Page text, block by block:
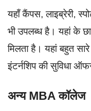
यहाँ कैंपस, लाइब्रेरी,
भी उपलब्ध है। यहां के
मिलता है। यहां बहुत
इंटर्नशिप की सुविधा
अन्य MBA कॉलेज